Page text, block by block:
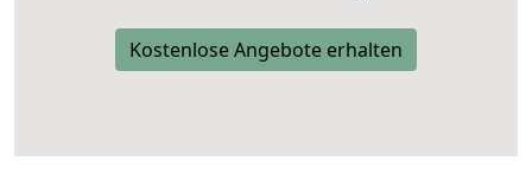
Kostenlose Angebote erhalten